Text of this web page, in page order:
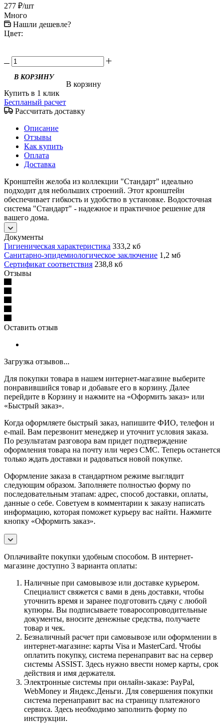
277 ₽/шт
Много
Нашли дешевле?
Цвет:
В КОРЗИНУ
В корзину
Купить в 1 клик
Беспланый расчет
Рассчитать доставку
Описание
Отзывы
Как купить
Оплата
Доставка
Кронштейн желоба из коллекции "Стандарт" идеально
подходит для небольших строений. Этот кронштейн
обеспечивает гибкость и удобство в установке. Водосточная
система "Стандарт" - надежное и практичное решение для
вашего дома.
Документы
Гигиеническая характеристика 333,2 кб
Санитарно-эпидемиологическое заключение 1,2 мб
Сертификат соответствия 238,8 кб
Отзывы
Оставить отзыв
Загрузка отзывов...
Для покупки товара в нашем интернет-магазине выберите
понравившийся товар и добавьте его в корзину. Далее
перейдите в Корзину и нажмите на «Оформить заказ» или
«Быстрый заказ».
Когда оформляете быстрый заказ, напишите ФИО, телефон и
e-mail. Вам перезвонит менеджер и уточнит условия заказа.
По результатам разговора вам придет подтверждение
оформления товара на почту или через СМС. Теперь останется
только ждать доставки и радоваться новой покупке.
Оформление заказа в стандартном режиме выглядит
следующим образом. Заполняете полностью форму по
последовательным этапам: адрес, способ доставки, оплаты,
данные о себе. Советуем в комментарии к заказу написать
информацию, которая поможет курьеру вас найти. Нажмите
кнопку «Оформить заказ».
Оплачивайте покупки удобным способом. В интернет-
магазине доступно 3 варианта оплаты:
Наличные при самовывозе или доставке курьером.
Специалист свяжется с вами в день доставки, чтобы
уточнить время и заранее подготовить сдачу с любой
купюры. Вы подписываете товаросопроводительные
документы, вносите денежные средства, получаете
товар и чек.
Безналичный расчет при самовывозе или оформлении в
интернет-магазине: карты Visa и MasterCard. Чтобы
оплатить покупку, система перенаправит вас на сервер
системы ASSIST. Здесь нужно ввести номер карты, срок
действия и имя держателя.
Электронные системы при онлайн-заказе: PayPal,
WebMoney и Яндекс.Деньги. Для совершения покупки
система перенаправит вас на страницу платежного
сервиса. Здесь необходимо заполнить форму по
инструкции.